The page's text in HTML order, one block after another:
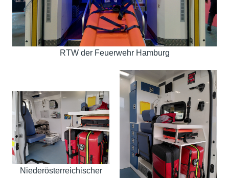
RTW der Feuerwehr Hamburg
Niederösterreichischer